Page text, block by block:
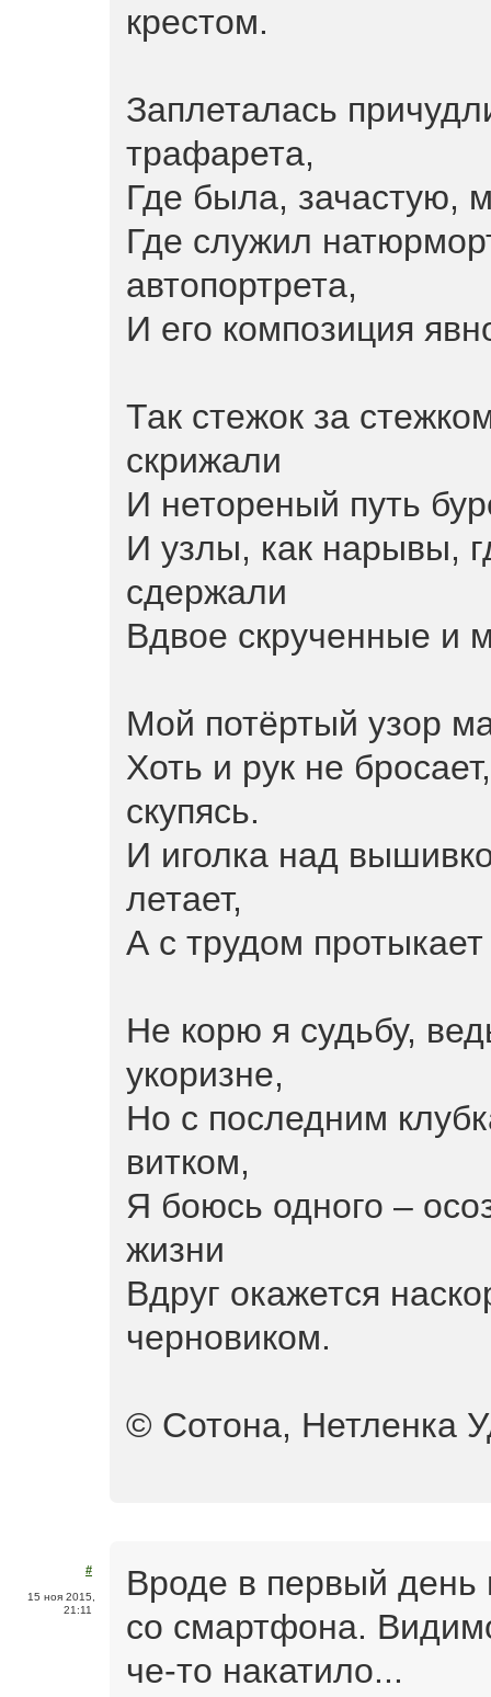
крестом.
Заплеталась
трафарета,
Где была, зачастую,
Где служил
автопортрета,
И его композиция
Так стежок за
скрижали
И нетореный путь
И узлы, как нарывы,
сдержали
Вдвое скрученные и
Мой потёртый узор
Хоть и рук не
скупясь.
И иголка над
летает,
А с трудом
Не корю я судьбу,
укоризне,
Но с последним
витком,
Я боюсь одного –
жизни
Вдруг окажется
черновиком.
© Сотона, Нетленка
#
15 ноя 2015,
21:11
Вроде в первый день
со смартфона.
че-то накатило...